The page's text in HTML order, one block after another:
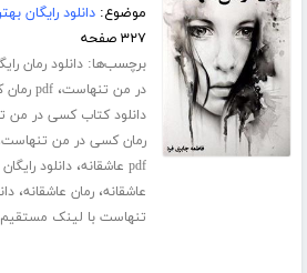
موضوع:دانلود رایگان
۳۲۷ صفحه
برچسب‌ها:دانلود رمان
در من تنهاست،pdf رمان کسی در من تنهاست کامل
دانلود کتاب کسی در من
رمان کسی در من تنهاست
pdf عاشقانه ،دانلود
عاشقانه،رمان عاشقانه،
تنهاست با لینک مستقیم